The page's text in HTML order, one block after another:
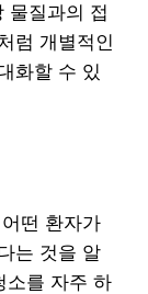
물질과의 접
럼 개별적인
화할 수 있
떤 환자가
는 것을 알
소를 자주 하